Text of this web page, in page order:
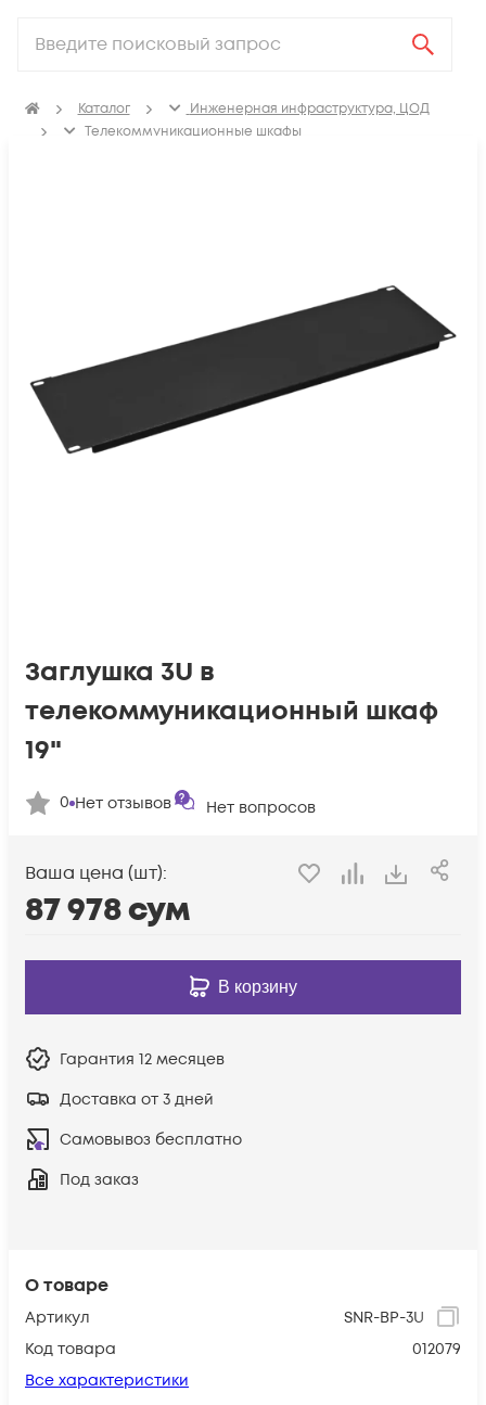
Каталог
Инженерная инфраструктура, ЦОД
Телекоммуникационные шкафы
О товаре
Артикул
SNR-BP-3U
Код товара
012079
Все характеристики
Заглушка 3U в
телекоммуникационный шкаф
19"
0 Нет отзывов Нет вопросов
Ваша цена (шт):
87 978сум
В корзину
Гарантия 12 месяцев
Доставка от 3 дней
Самовывоз бесплатно
Под заказ